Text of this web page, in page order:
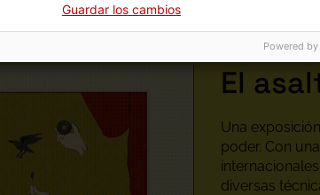
El
Una
poder. Con
diversas
Guardar los cambios
Powered by